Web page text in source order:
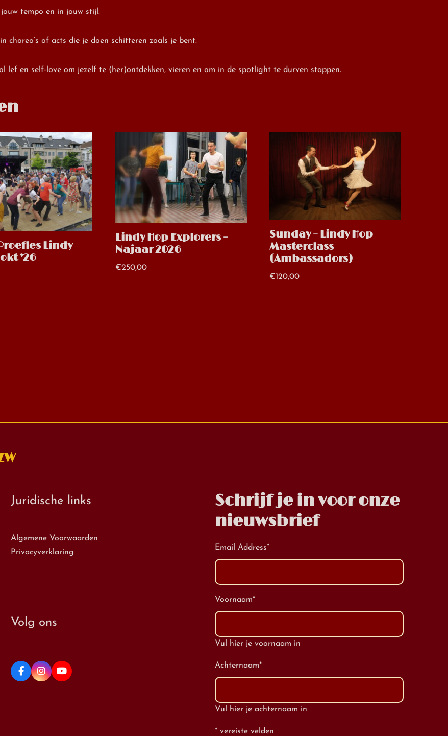
tempo en in jouw stijl.
choreo’s of acts die je doen schitteren zoals je bent.
lef en self-love om jezelf te (her)ontdekken, vieren en om in de spotlight te durven stappen.
Lindy
’26
Lindy Hop Explorers –
Najaar 2026
€250,00
Sunday – Lindy Hop
Masterclass
(Ambassadors)
€120,00
Juridische links
Algemene Voorwaarden
Privacyverklaring
Volg ons
Schrijf je in voor onze
nieuwsbrief
Email Address*
Voornaam*
Vul hier je voornaam in
Achternaam*
Vul hier je achternaam in
* vereiste velden